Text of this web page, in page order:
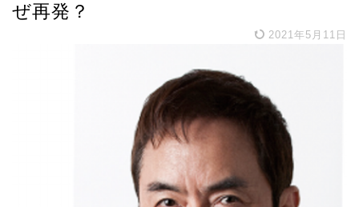
ぜ再発？
2021年5月11日